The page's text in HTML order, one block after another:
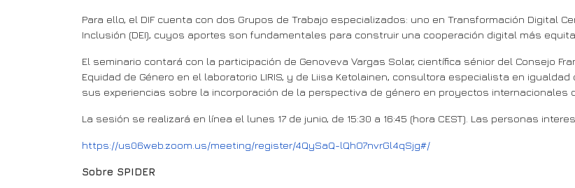
Para ello, el DIF cuenta con dos Grupos de Trabajo especializados: uno en Transformación Digital
Inclusión (DEI), cuyos aportes son fundamentales para construir una cooperación digital más
El seminario contará con la participación de Genoveva Vargas Solar, científica sénior del Consejo
Equidad de Género en el laboratorio LIRIS, y de Liisa Ketolainen, consultora especialista en
sus experiencias sobre la incorporación de la perspectiva de género en proyectos internacionales
La sesión se realizará en línea el lunes 17 de junio, de 15:30 a 16:45 (hora CEST). Las personas
https://us06web.zoom.us/meeting/register/4QySaQ-lQhO7nvrGl4qSjg#/
Sobre SPIDER